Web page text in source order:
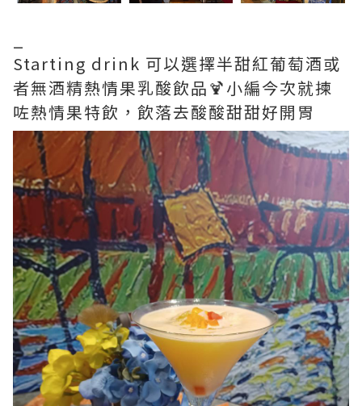
Starting drink 可以選擇半甜紅葡萄酒或
者無酒精熱情果乳酸飲品🍹小編今次就揀
咗熱情果特飲，飲落去酸酸甜甜好開胃